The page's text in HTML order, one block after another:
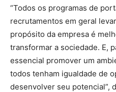
“Todos os programas de
recrutamentos em geral
propósito da empresa é
transformar a sociedade. E,
essencial promover um
todos tenham igualdade de
desenvolver seu potencial”,